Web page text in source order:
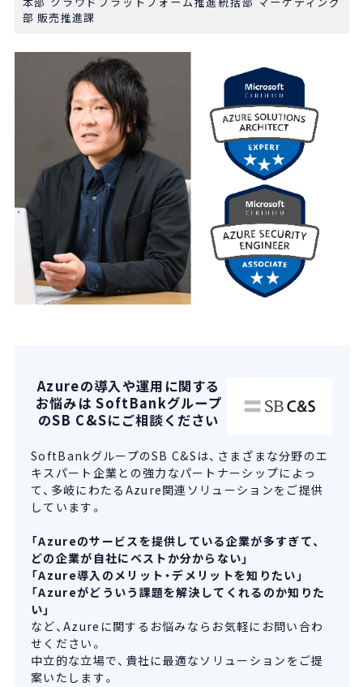
部 販売推進課
Azureの導入や運用に関する
お悩みは SoftBankグループ
のSB C&Sにご相談ください
SoftBankグループのSB C&Sは、さまざまな分野のエ
キスパート企業との強力なパートナーシップによっ
て、多岐にわたるAzure関連ソリューションをご提供
しています。
「Azureのサービスを提供している企業が多すぎて、
どの企業が自社にベストか分からない」
「Azure導入のメリット・デメリットを知りたい」
「Azureがどういう課題を解決してくれるのか知りた
い」
など、Azureに関するお悩みならお気軽にお問い合わ
せください。
中立的な立場で、貴社に最適なソリューションをご提
案いたします。